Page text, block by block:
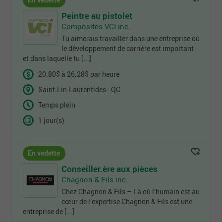
Peintre au pistolet
Composites VCI inc.
Tu aimerais travailler dans une entreprise où
le développement de carrière est important
et dans laquelle tu [...]
20.80$ à 26.28$ par heure
Saint-Lin-Laurentides - QC
Temps plein
1 jour(s)
En vedette
Conseiller.ère aux pièces
Chagnon & Fils inc.
Chez Chagnon & Fils – Là où l’humain est au
cœur de l’expertise Chagnon & Fils est une
entreprise de [...]